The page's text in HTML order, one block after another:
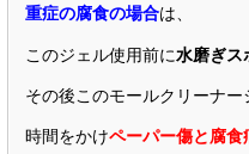
重症の腐食の場合は、
このジェル使用前に水磨ぎス
その後このモールクリーナー
時間をかけペーパー傷と腐食